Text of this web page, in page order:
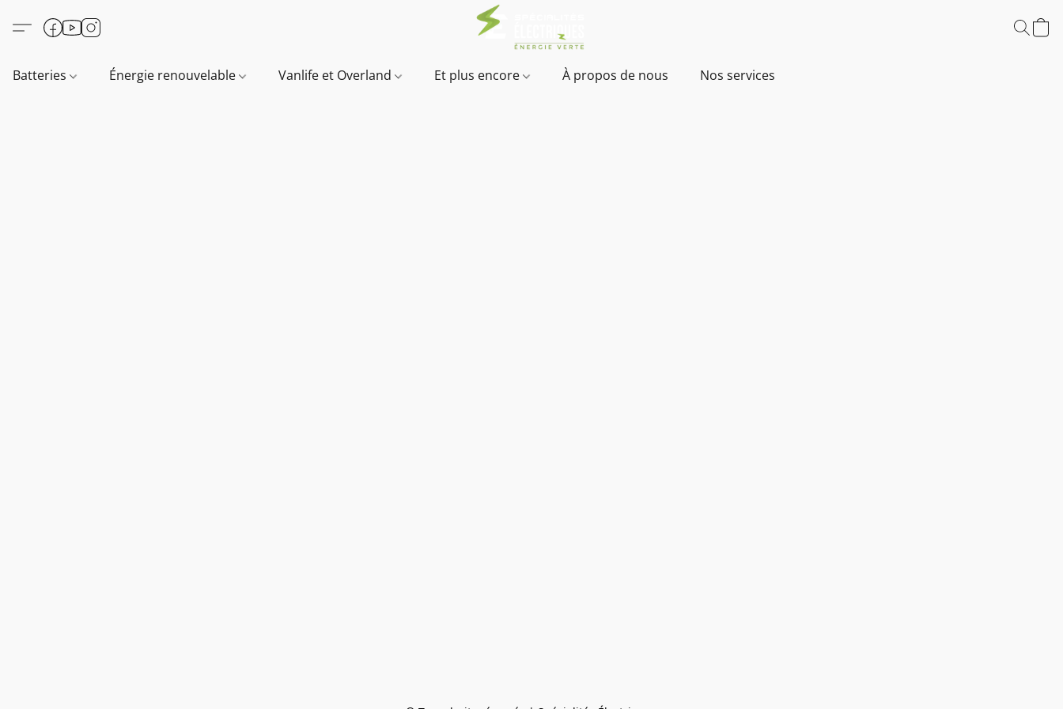
Batteries Énergie renouvelable Vanlife et Overland Et plus encore À propos de nous Nos services